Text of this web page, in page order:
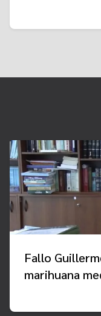
Fallo
marihuana